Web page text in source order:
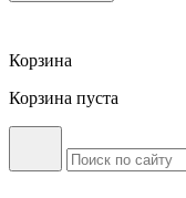
Корзина
Корзина пуста